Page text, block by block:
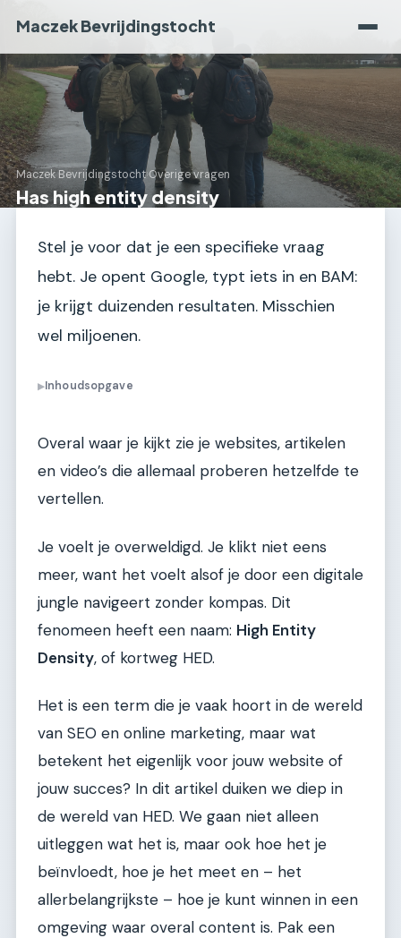
Maczek Bevrijdingstocht
Maczek Bevrijdingstocht›Overige vragen
Has high entity density
Stel je voor dat je een specifieke vraag
hebt. Je opent Google, typt iets in en BAM:
je krijgt duizenden resultaten. Misschien
wel miljoenen.
▶Inhoudsopgave
Overal waar je kijkt zie je websites, artikelen
en video’s die allemaal proberen hetzelfde te
vertellen.
Je voelt je overweldigd. Je klikt niet eens
meer, want het voelt alsof je door een digitale
jungle navigeert zonder kompas. Dit
fenomeen heeft een naam: High Entity
Density, of kortweg HED.
Het is een term die je vaak hoort in de wereld
van SEO en online marketing, maar wat
betekent het eigenlijk voor jouw website of
jouw succes? In dit artikel duiken we diep in
de wereld van HED. We gaan niet alleen
uitleggen wat het is, maar ook hoe het je
beïnvloedt, hoe je het meet en – het
allerbelangrijkste – hoe je kunt winnen in een
omgeving waar overal content is. Pak een